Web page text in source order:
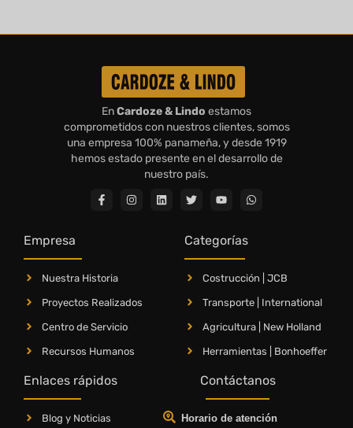
EnCardoze & Lindo estamos
comprometidos con nuestros clientes, somos
una empresa 100% panameña, y desde 1919
hemos estado presente en el desarrollo de
nuestro país.
Empresa
Nuestra Historia
Proyectos Realizados
Centro de Servicio
Recursos Humanos
Categorías
Costrucción | JCB
Transporte | International
Agricultura | New Holland
Herramientas | Bonhoeffer
Enlaces rápidos
Blog y Noticias
Contáctanos
Horario de atención